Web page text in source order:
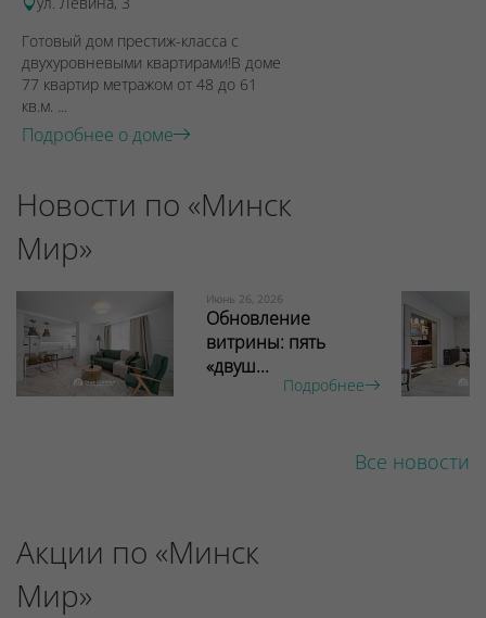
Готовый дом престиж-класса с
двухуровневыми квартирами!В доме
77 квартир метражом от 48 до 61
кв.м. ...
Подробнее о доме
Новости по «Минск
Мир»
Июнь 26, 2026
Обновление
витрины: пять
«двуш...
Подробнее
Все новости
Акции по «Минск
Мир»